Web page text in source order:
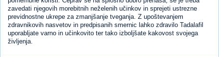
zavedati njegovih morebitnih neželenih učinkov in sprejeti ustrezne
previdnostne ukrepe za zmanjšanje tveganja. Z upoštevanjem
zdravnikovih nasvetov in predpisanih smernic lahko zdravilo Tadalafil
uporabljate varno in učinkovito ter tako izboljšate kakovost svojega
življenja.